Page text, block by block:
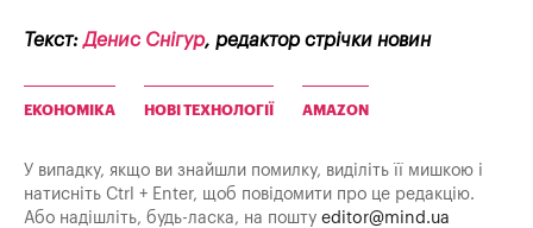
Текст:Денис Снігур, редактор стрічки новин
ЕКОНОМІКА НОВІ ТЕХНОЛОГІЇ AMAZON
У випадку, якщо ви знайшли помилку, виділіть її мишкою і
натисніть Ctrl + Enter, щоб повідомити про це редакцію.
Або надішліть, будь-ласка, на пошту editor@mind.ua